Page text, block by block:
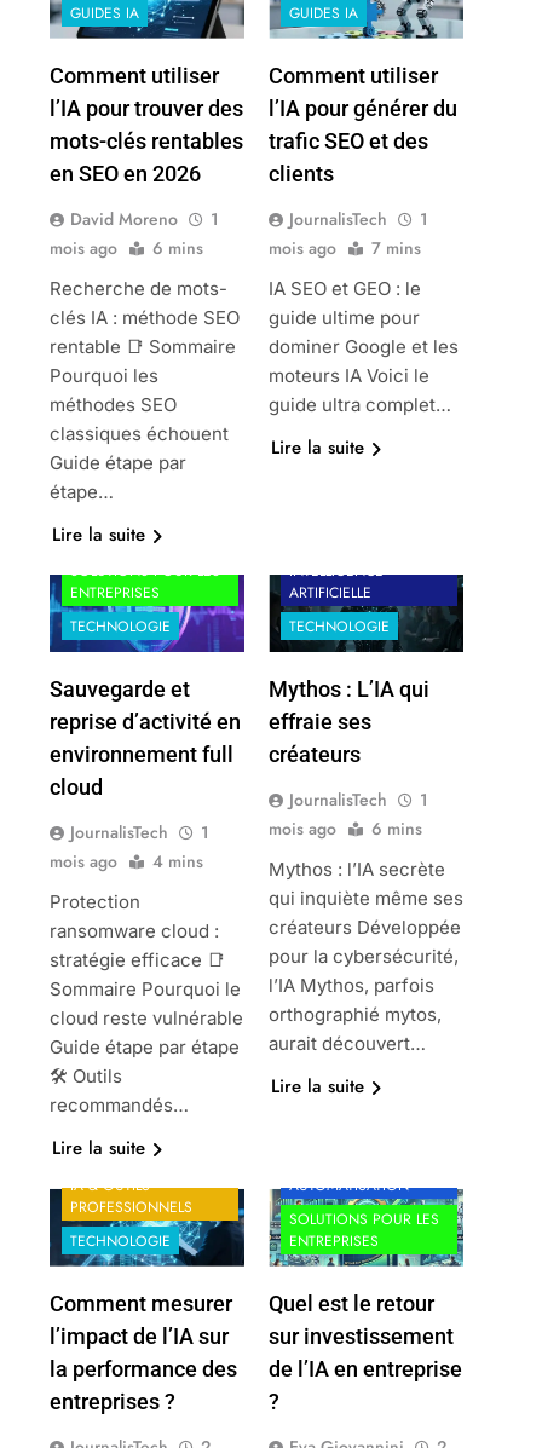
GUIDES IA
Comment utiliser
l’IA pour trouver des
mots-clés rentables
en SEO en 2026
David Moreno
1
mois ago
6 mins
Recherche de mots-
clés IA : méthode SEO
rentable 📑 Sommaire
Pourquoi les
méthodes SEO
classiques échouent
Guide étape par
étape…
Lire la suite
GUIDES IA
Comment utiliser
l’IA pour générer du
trafic SEO et des
clients
JournalisTech
1
mois ago
7 mins
IA SEO et GEO : le
guide ultime pour
dominer Google et les
moteurs IA Voici le
guide ultra complet…
Lire la suite
SOLUTIONS POUR LES
ENTREPRISES
TECHNOLOGIE
Sauvegarde et
reprise d’activité en
environnement full
cloud
JournalisTech
1
mois ago
4 mins
Protection
ransomware cloud :
stratégie efficace 📑
Sommaire Pourquoi le
cloud reste vulnérable
Guide étape par étape
🛠️ Outils
recommandés…
Lire la suite
INTELLIGENCE
ARTIFICIELLE
TECHNOLOGIE
Mythos : L’IA qui
effraie ses
créateurs
JournalisTech
1
mois ago
6 mins
Mythos : l’IA secrète
qui inquiète même ses
créateurs Développée
pour la cybersécurité,
l’IA Mythos, parfois
orthographié mytos,
aurait découvert…
Lire la suite
FINANCE
IA & OUTILS
PROFESSIONNELS
TECHNOLOGIE
Comment mesurer
l’impact de l’IA sur
la performance des
entreprises ?
AUTOMATISATION
SOLUTIONS POUR LES
ENTREPRISES
Quel est le retour
sur investissement
de l’IA en entreprise
?